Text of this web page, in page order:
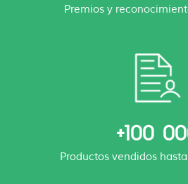
Premios y
+100
Productos vendidos